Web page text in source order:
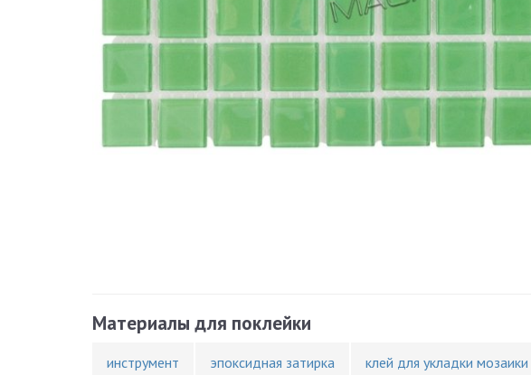
Материалы для поклейки
инструмент эпоксидная затирка клей для укладки мозаики